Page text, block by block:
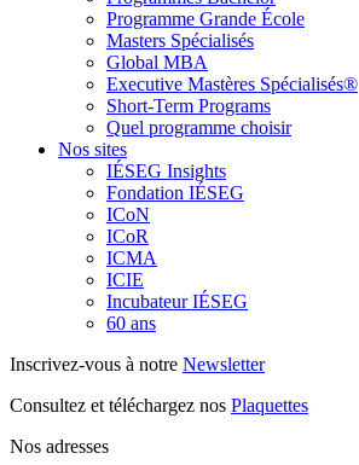
Programme Grande École
Masters Spécialisés
Global MBA
Executive Mastères Spécialisés®
Short-Term Programs
Quel programme choisir
Nos sites
IÉSEG Insights
Fondation IÉSEG
ICoN
ICoR
ICMA
ICIE
Incubateur IÉSEG
60 ans
Inscrivez-vous à notre Newsletter
Consultez et téléchargez nos Plaquettes
Nos adresses